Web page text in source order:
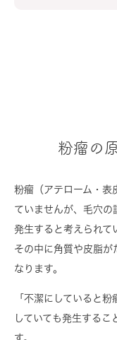
粉瘤の
粉瘤（アテローム・表
ていませんが、毛穴の
発生すると考えられて
その中に角質や皮脂が
なります。
「不潔にしていると
していても発生するこ
す。